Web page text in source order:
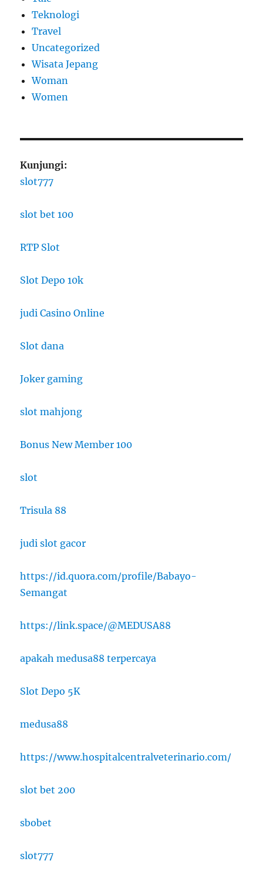
Teknologi
Travel
Uncategorized
Wisata Jepang
Woman
Women
Kunjungi:
slot777
slot bet 100
RTP Slot
Slot Depo 10k
judi Casino Online
Slot dana
Joker gaming
slot mahjong
Bonus New Member 100
slot
Trisula 88
judi slot gacor
https://id.quora.com/profile/Babayo-
Semangat
https://link.space/@MEDUSA88
apakah medusa88 terpercaya
Slot Depo 5K
medusa88
https://www.hospitalcentralveterinario.com/
slot bet 200
sbobet
slot777